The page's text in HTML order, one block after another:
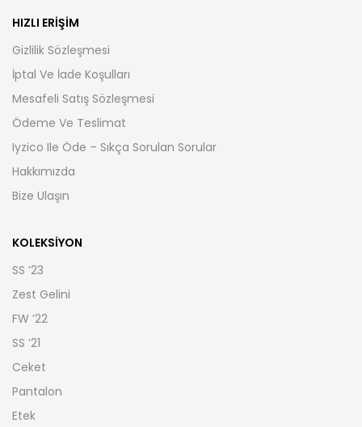
HIZLI ERIŞIM
Gizlilik Sözleşmesi
İptal Ve İade Koşulları
Mesafeli Satış Sözleşmesi
Ödeme Ve Teslimat
Iyzico Ile Öde – Sıkça Sorulan Sorular
Hakkımızda
Bize Ulaşın
KOLEKSIYON
SS ’23
Zest Gelini
FW ’22
SS ’21
Ceket
Pantalon
Etek